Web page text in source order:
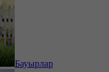
Бауырлар